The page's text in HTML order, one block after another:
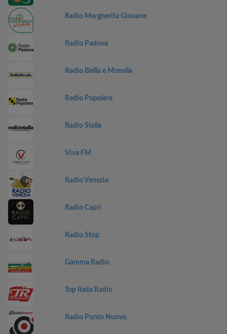
Radio Margherita Giovane
Radio Padova
Radio Bellla e Monella
Radio Popolare
Radio Stella
Viva FM
Radio Venezia
Radio Capri
Radio Stop
Gamma Radio
Top Italia Radio
Radio Punto Nuovo